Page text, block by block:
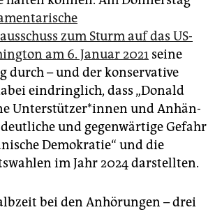
zum Sturm auf das US-
am 6. Januar 2021 seine
durch – und der konservative
eindringlich, dass „Donald
Un­ter­stüt­ze­r*in­nen und An­hän­
und gegenwärtige Gefahr
Demokratie“ und die
im Jahr 2024 darstellten.
bei den Anhörungen – drei